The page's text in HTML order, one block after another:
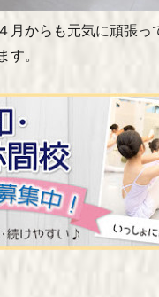
月からも元気に頑張っ
す。